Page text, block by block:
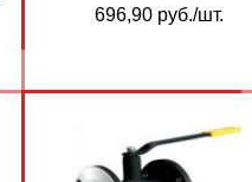
696,90 руб./шт.